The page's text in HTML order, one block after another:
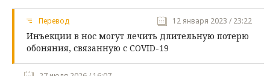
Перевод 12 января 2023 / 23:22
Инъекции в нос могут лечить длительную потерю
обоняния, связанную с COVID-19